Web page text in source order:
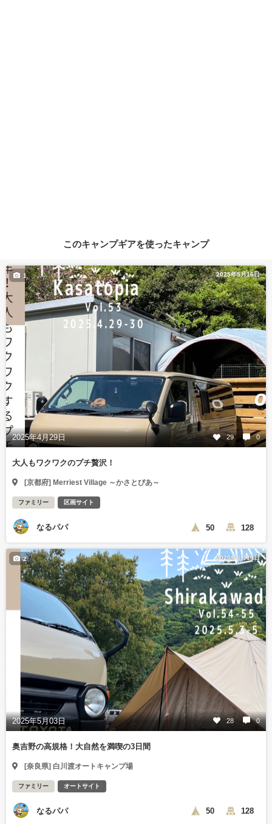
このキャンプギアを使ったキャンプ
2025年5月16日
2025年4月29日 29 0
1
大人もワクワクのプチ贅沢！
[京都府] Merriest Village ～かさとぴあ～
ファミリー 区画サイト
なるパパ 50 128
2025年6月18日
2025年5月03日 28 0
2
奥吉野の高規格！大自然を満喫の3日間
[奈良県] 白川渡オートキャンプ場
ファミリー オートサイト
なるパパ 50 128